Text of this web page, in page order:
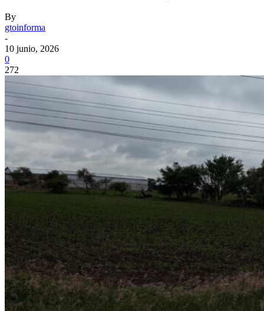
By
gtoinforma
-
10 junio, 2026
0
272